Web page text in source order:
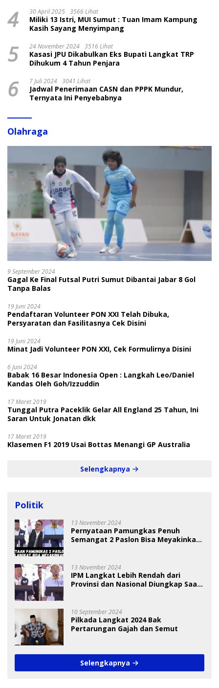
4 30 April 2025 3566 Lihat
Miliki 13 Istri, MUI Sumut : Tuan Imam Kampung
Kasih Sayang Menyimpang
5 24 November 2024 3516 Lihat
Kasasi JPU Dikabulkan Eks Bupati Langkat TRP
Dihukum 4 Tahun Penjara
6 7 Juli 2024 3041 Lihat
Jadwal Penerimaan CASN dan PPPK Mundur,
Ternyata Ini Penyebabnya
Olahraga
9 September 2024
Gagal Ke Final Futsal Putri Sumut Dibantai Jabar 8 Gol
Tanpa Balas
19 Juni 2024
Pendaftaran Volunteer PON XXI Telah Dibuka,
Persyaratan dan Fasilitasnya Cek Disini
19 Juni 2024
Minat Jadi Volunteer PON XXI, Cek Formulirnya Disini
6 Juni 2024
Babak 16 Besar Indonesia Open : Langkah Leo/Daniel
Kandas Oleh Goh/Izzuddin
17 Maret 2019
Tunggal Putra Paceklik Gelar All England 25 Tahun, Ini
Saran Untuk Jonatan dkk
17 Maret 2019
Klasemen F1 2019 Usai Bottas Menangi GP Australia
Selengkapnya
Politik
13 November 2024
Pernyataan Pamungkas Penuh
Semangat 2 Paslon Bisa Meyakinkan
13 November 2024
IPM Langkat Lebih Rendah dari
Provinsi dan Nasional Diungkap Saat
10 September 2024
Pilkada Langkat 2024 Bak
Pertarungan Gajah dan Semut
Selengkapnya